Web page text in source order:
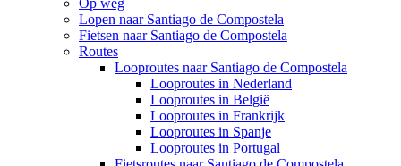
Op weg
Lopen naar Santiago de Compostela
Fietsen naar Santiago de Compostela
Routes
Looproutes naar Santiago de Compostela
Looproutes in Nederland
Looproutes in België
Looproutes in Frankrijk
Looproutes in Spanje
Looproutes in Portugal